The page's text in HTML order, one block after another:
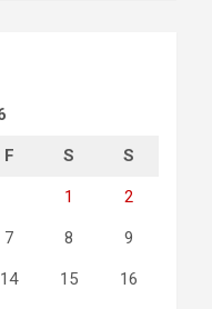
F S S
1 2
7 8 9
14 15 16